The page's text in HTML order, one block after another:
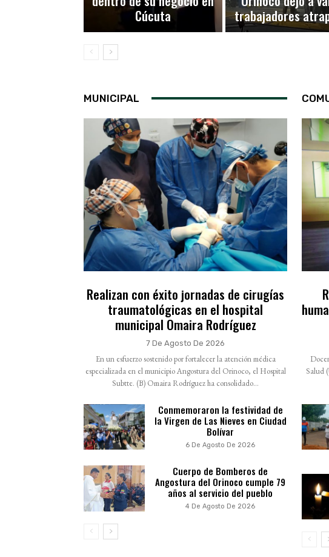
Cúcuta
trabajadores
MUNICIPAL
Realizan con éxito jornadas de cirugías
traumatológicas en el hospital
municipal Omaira Rodríguez
7 De Agosto De 2026
En un esfuerzo sostenido por fortalecer la atención médica
especializada en el municipio Angostura del Orinoco, el Hospital
Subtte. (B) Omaira Rodríguez ha consolidado...
Conmemoraron la festividad de
la Virgen de Las Nieves en Ciudad
Bolívar
6 De Agosto De 2026
Cuerpo de Bomberos de
Angostura del Orinoco cumple 79
años al servicio del pueblo
4 De Agosto De 2026
Salud